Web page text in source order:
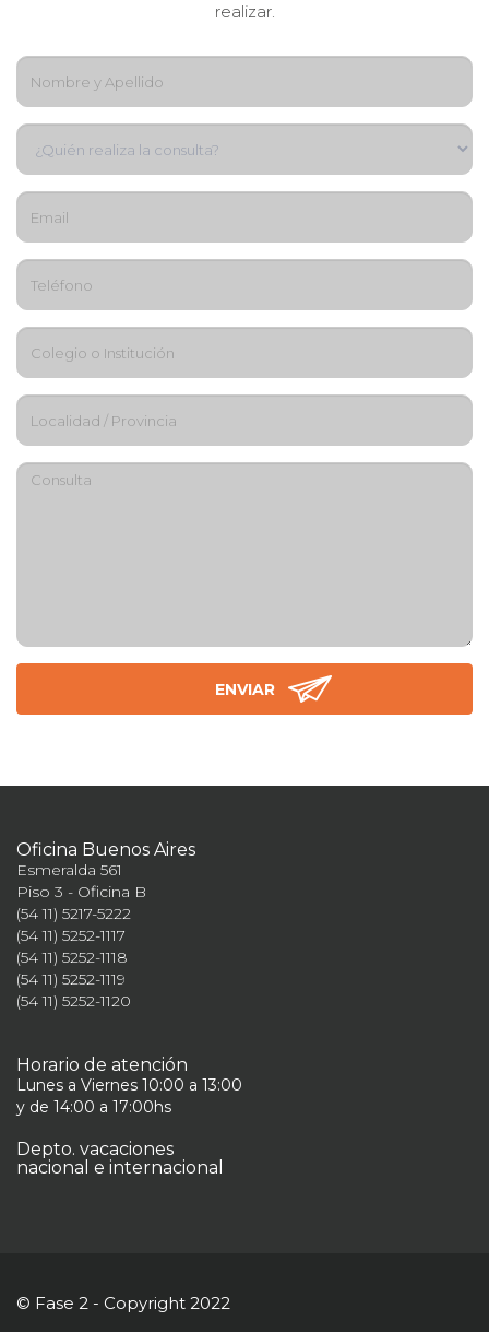
realizar.
Oficina Buenos Aires
Esmeralda 561
Piso 3 - Oficina B
(54 11) 5217-5222
(54 11) 5252-1117
(54 11) 5252-1118
(54 11) 5252-1119
(54 11) 5252-1120
Horario de atención
Lunes a Viernes 10:00 a 13:00
y de 14:00 a 17:00hs
Depto. vacaciones
nacional e internacional
© Fase 2 - Copyright 2022